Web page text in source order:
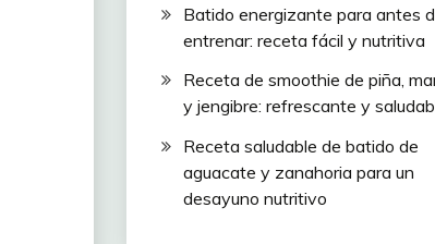
Batido energizante para antes
entrenar: receta fácil y nutritiva
Receta de smoothie de piña,
y jengibre: refrescante y
Receta saludable de batido de
aguacate y zanahoria para un
desayuno nutritivo